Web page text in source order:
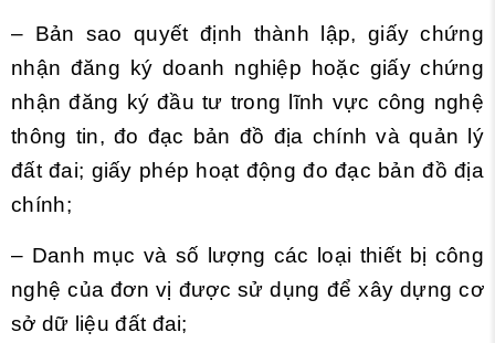
– Bản sao quyết định thành lập, giấy chứng
nhận đăng ký doanh nghiệp hoặc giấy chứng
nhận đăng ký đầu tư trong lĩnh vực công nghệ
thông tin, đo đạc bản đồ địa chính và quản lý
đất đai; giấy phép hoạt động đo đạc bản đồ địa
chính;
– Danh mục và số lượng các loại thiết bị công
nghệ của đơn vị được sử dụng để xây dựng cơ
sở dữ liệu đất đai;